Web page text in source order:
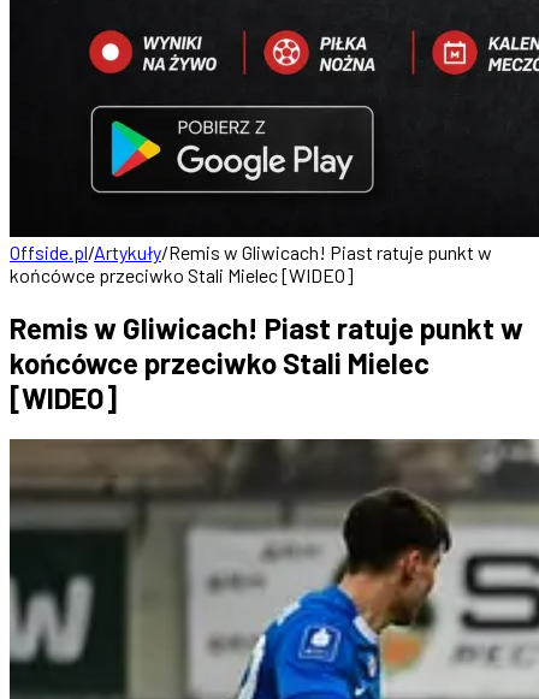
Offside.pl/Artykuły/Remis w Gliwicach! Piast ratuje punkt w
końcówce przeciwko Stali Mielec [WIDEO]
Remis w Gliwicach! Piast ratuje punkt w
końcówce przeciwko Stali Mielec
[WIDEO]